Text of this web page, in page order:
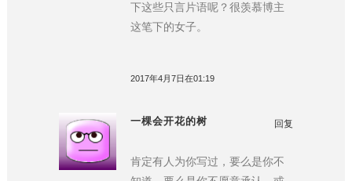
下这些只言片语呢？很羡慕博主
这笔下的女子。
2017年4月7日在01:19
一棵会开花的树 回复
肯定有人为你写过，要么是你不